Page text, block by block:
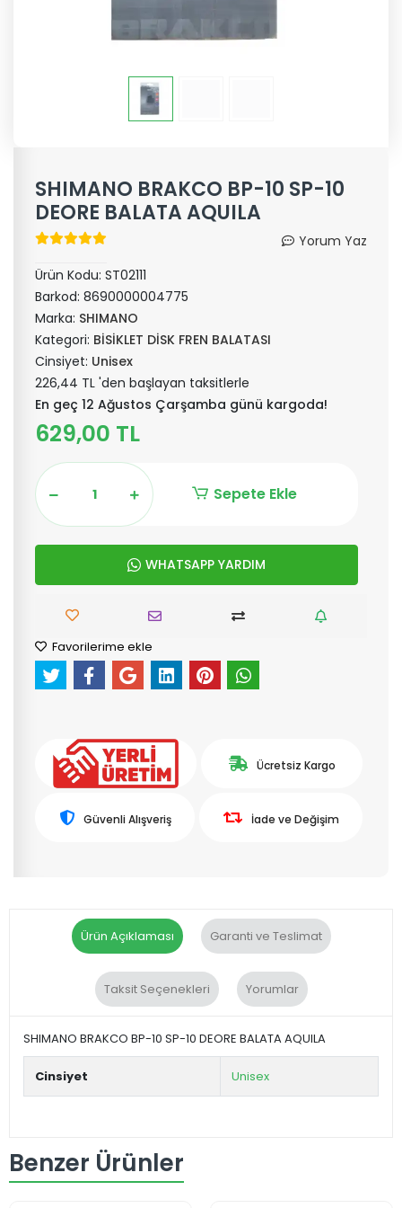
SHIMANO BRAKCO BP-10 SP-10
DEORE BALATA AQUILA
Yorum Yaz
Ürün Kodu: ST02111
Barkod: 8690000004775
Marka: SHIMANO
Kategori: BİSİKLET DİSK FREN BALATASI
Cinsiyet: Unisex
226,44 TL 'den başlayan taksitlerle
En geç 12 Ağustos Çarşamba günü kargoda!
629,00 TL
Sepete Ekle
WHATSAPP YARDIM
Favorilerime ekle
Ücretsiz Kargo
Güvenli Alışveriş İade ve Değişim
Ürün Açıklaması Garanti ve Teslimat
Taksit Seçenekleri Yorumlar
SHIMANO BRAKCO BP-10 SP-10 DEORE BALATA AQUILA
Cinsiyet Unisex
Benzer Ürünler